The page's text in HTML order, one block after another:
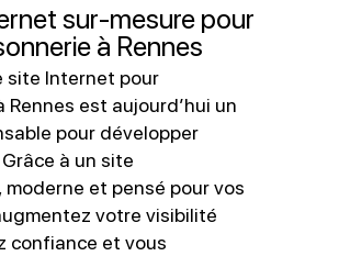
sur-mesure pour
à Rennes
site Internet pour
Rennes est aujourd’hui un
pour développer
à un site
et pensé pour vos
votre visibilité
confiance et vous